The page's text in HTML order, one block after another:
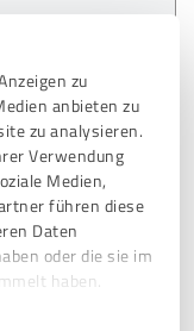
zu
anbieten zu
zu analysieren.
Verwendung
Medien,
führen diese
Daten
oder die sie im
haben.